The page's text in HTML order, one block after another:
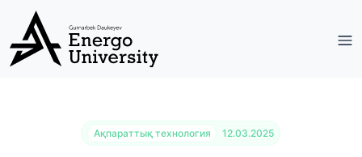
Ақпараттық технология 12.03.2025